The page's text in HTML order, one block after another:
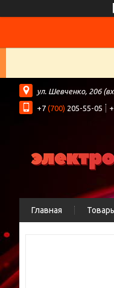
ул. Шевченко, 206
+7 (700) 205-55-05
Главная